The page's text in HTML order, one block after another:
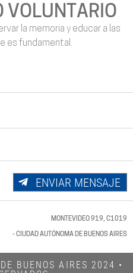
VOLUNTARIO
la memoria y educar a las
es fundamental.
ENVIAR MENSAJE
MONTEVIDEO 919, C1019
- CIUDAD AUTÓNOMA DE BUENOS AIRES
BUENOS AIRES 2024​ •